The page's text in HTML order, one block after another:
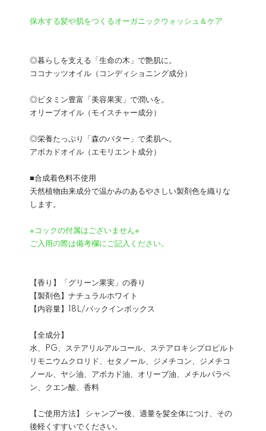
保水する髪や肌をつくるオーガニックウォッシュ＆ケア
◎暮らしを支える「生命の木」で艶肌に。
ココナッツオイル（コンディショニング成分）
◎ビタミン豊富「美容果実」で潤いを。
オリーブオイル（モイスチャー成分）
◎栄養たっぷり「森のバター」で柔肌へ。
アボカドオイル（エモリエント成分）
■合成着色料不使用
天然植物由来成分で温かみのあるやさしい製剤色を織りな
します。
※コックの付属はございません※
ご入用の際は備考欄にご記入ください。
【香り】「グリーン果実」の香り
【製剤色】ナチュラルホワイト
【内容量】18L/バックインボックス
【全成分】
水、PG、ステアリルアルコール、ステアロキシプロピルト
リモニウムクロリド、セタノール、ジメチコン、ジメチコ
ノール、ヤシ油、アボカド油、オリーブ油、メチルパラベ
ン、クエン酸、香料
【ご使用方法】 シャンプー後、適量を髪全体につけ、その
後軽くすすいでください。